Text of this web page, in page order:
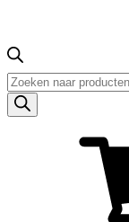
Producten
zoeken